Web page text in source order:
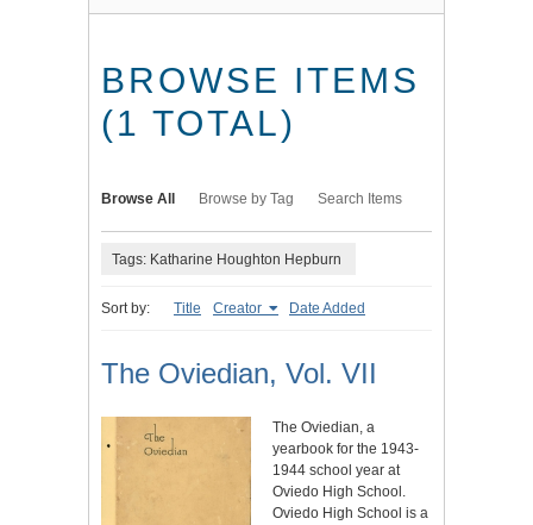
BROWSE ITEMS
(1 TOTAL)
Browse All Browse by Tag Search Items
Tags: Katharine Houghton Hepburn
Sort by: Title Creator Date Added
The Oviedian, Vol. VII
The Oviedian, a
yearbook for the 1943-
1944 school year at
Oviedo High School.
Oviedo High School is a